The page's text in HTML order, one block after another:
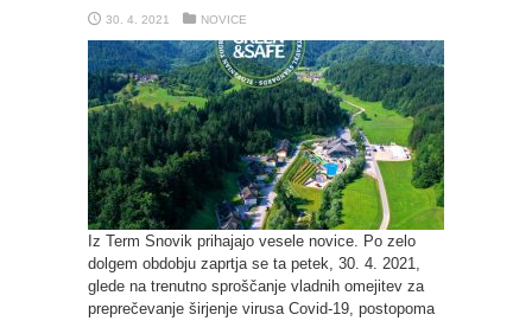
30. 4. 2021 NOVICE
Iz Term Snovik prihajajo vesele novice. Po zelo
dolgem obdobju zaprtja se ta petek, 30. 4. 2021,
glede na trenutno sproščanje vladnih omejitev za
preprečevanje širjenje virusa Covid-19, postopoma